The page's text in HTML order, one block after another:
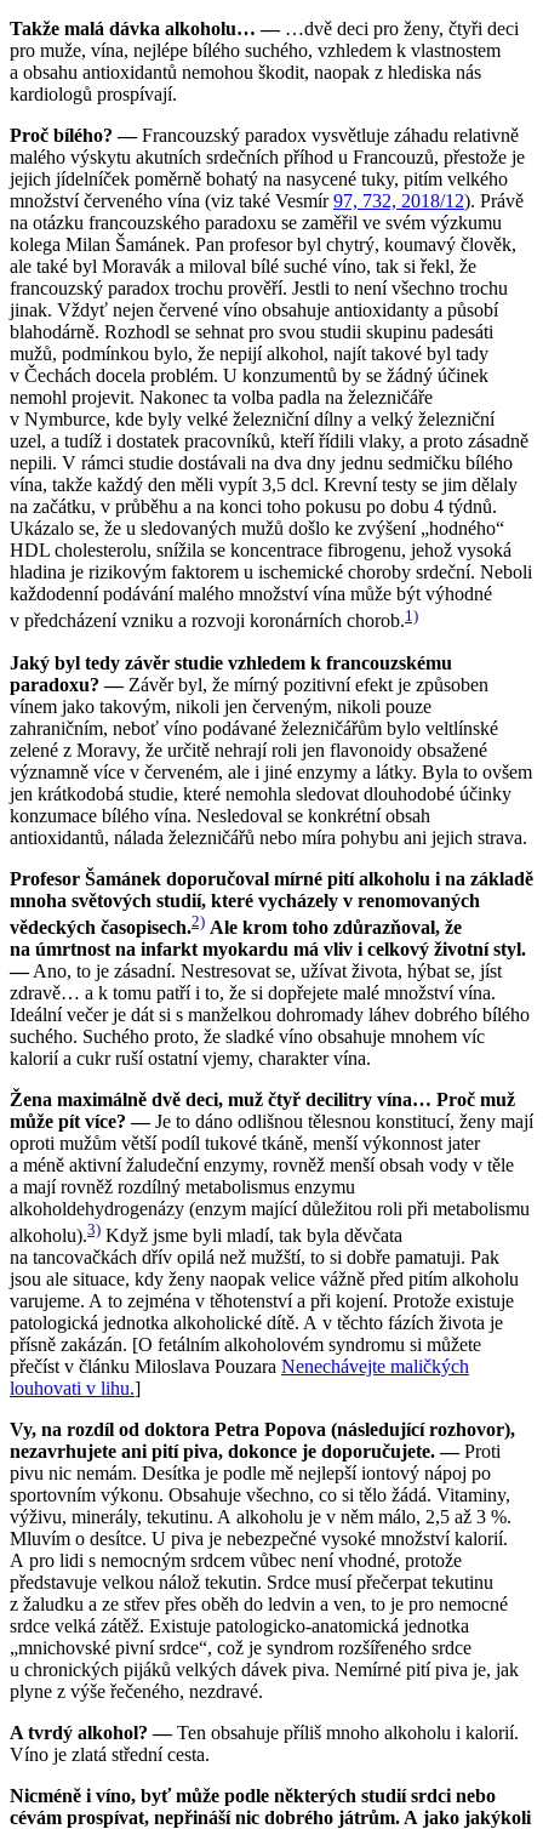
Takže malá dávka alkoholu… —…dvě deci pro ženy, čtyři deci
pro muže, vína, nejlépe bílého suchého, vzhledem k vlastnostem
a obsahu antioxidantů nemohou škodit, naopak z hlediska nás
kardiologů prospívají.
Proč bílého? —Francouzský paradox vysvětluje záhadu relativně
malého výskytu akutních srdečních příhod u Francouzů, přestože je
jejich jídelníček poměrně bohatý na nasycené tuky, pitím velkého
množství červeného vína (viz také Vesmír97, 732, 2018/12). Právě
na otázku francouzského paradoxu se zaměřil ve svém výzkumu
kolega Milan Šamánek. Pan profesor byl chytrý, koumavý člověk,
ale také byl Moravák a miloval bílé suché víno, tak si řekl, že
francouzský paradox trochu prověří. Jestli to není všechno trochu
jinak. Vždyť nejen červené víno obsahuje antioxidanty a působí
blahodárně. Rozhodl se sehnat pro svou studii skupinu padesáti
mužů, podmínkou bylo, že nepijí alkohol, najít takové byl tady
v Čechách docela problém. U konzumentů by se žádný účinek
nemohl projevit. Nakonec ta volba padla na železničáře
v Nymburce, kde byly velké železniční dílny a velký železniční
uzel, a tudíž i dostatek pracovníků, kteří řídili vlaky, a proto zásadně
nepili. V rámci studie dostávali na dva dny jednu sedmičku bílého
vína, takže každý den měli vypít 3,5 dcl. Krevní testy se jim dělaly
na začátku, v průběhu a na konci toho pokusu po dobu 4 týdnů.
Ukázalo se, že u sledovaných mužů došlo ke zvýšení „hodného“
HDL cholesterolu, snížila se koncentrace fibrogenu, jehož vysoká
hladina je rizikovým faktorem u ischemické choroby srdeční. Neboli
každodenní podávání malého množství vína může být výhodné
v předcházení vzniku a rozvoji koronárních chorob.1)
Jaký byl tedy závěr studie vzhledem k francouzskému
paradoxu? — Závěr byl, že mírný pozitivní efekt je způsoben
vínem jako takovým, nikoli jen červeným, nikoli pouze
zahraničním, neboť víno podávané železničářům bylo veltlínské
zelené z Moravy, že určitě nehrají roli jen flavonoidy obsažené
významně více v červeném, ale i jiné enzymy a látky. Byla to ovšem
jen krátkodobá studie, které nemohla sledovat dlouhodobé účinky
konzumace bílého vína. Nesledoval se konkrétní obsah
antioxidantů, nálada železničářů nebo míra pohybu ani jejich strava.
Profesor Šamánek doporučoval mírné pití alkoholu i na základě
mnoha světových studií, které vycházely v renomovaných
vědeckých časopisech.2) Ale krom toho zdůrazňoval, že
na úmrtnost na infarkt myokardu má vliv i celkový životní styl.
—Ano, to je zásadní. Nestresovat se, užívat života, hýbat se, jíst
zdravě… a k tomu patří i to, že si dopřejete malé množství vína.
Ideální večer je dát si s manželkou dohromady láhev dobrého bílého
suchého. Suchého proto, že sladké víno obsahuje mnohem víc
kalorií a cukr ruší ostatní vjemy, charakter vína.
Žena maximálně dvě deci, muž čtyř decilitry vína… Proč muž
může pít více? —Je to dáno odlišnou tělesnou konstitucí, ženy mají
oproti mužům větší podíl tukové tkáně, menší výkonnost jater
a méně aktivní žaludeční enzymy, rovněž menší obsah vody v těle
a mají rovněž rozdílný metabolismus enzymu
alkoholdehydrogenázy (enzym mající důležitou roli při metabolismu
alkoholu).3) Když jsme byli mladí, tak byla děvčata
na tancovačkách dřív opilá než mužští, to si dobře pamatuji. Pak
jsou ale situace, kdy ženy naopak velice vážně před pitím alkoholu
varujeme. A to zejména v těhotenství a při kojení. Protože existuje
patologická jednotka alkoholické dítě. A v těchto fázích života je
přísně zakázán. [O fetálním alkoholovém syndromu si můžete
přečíst v článku Miloslava Pouzara Nenechávejte maličkých
louhovati v lihu.]
Vy, na rozdíl od doktora Petra Popova (následující rozhovor),
nezavrhujete ani pití piva, dokonce je doporučujete. —Proti
pivu nic nemám. Desítka je podle mě nejlepší iontový nápoj po
sportovním výkonu. Obsahuje všechno, co si tělo žádá. Vitaminy,
výživu, minerály, tekutinu. A alkoholu je v něm málo, 2,5 až 3 %.
Mluvím o desítce. U piva je nebezpečné vysoké množství kalorií.
A pro lidi s nemocným srdcem vůbec není vhodné, protože
představuje velkou nálož tekutin. Srdce musí přečerpat tekutinu
z žaludku a ze střev přes oběh do ledvin a ven, to je pro nemocné
srdce velká zátěž. Existuje patologicko-anatomická jednotka
„mnichovské pivní srdce“, což je syndrom rozšířeného srdce
u chronických pijáků velkých dávek piva. Nemírné pití piva je, jak
plyne z výše řečeného, nezdravé.
A tvrdý alkohol? —Ten obsahuje příliš mnoho alkoholu i kalorií.
Víno je zlatá střední cesta.
Nicméně i víno, byť může podle některých studií srdci nebo
cévám prospívat, nepřináší nic dobrého játrům. A jako jakýkoli